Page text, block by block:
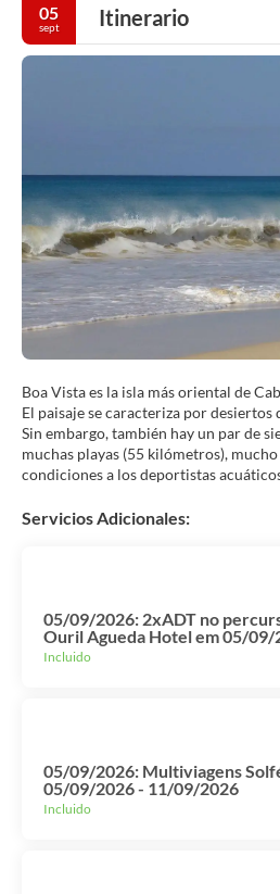
05
sept Itinerario
Boa Vista es la isla más oriental de
El paisaje se caracteriza por desiertos
Sin embargo, también hay un par de
muchas playas (55 kilómetros),
Servicios Adicionales:
05/09/2026: 2xADT no
Ouril Agueda Hotel em 05/09/
Incluido
05/09/2026: Multiviagens
05/09/2026 - 11/09/2026
Incluido